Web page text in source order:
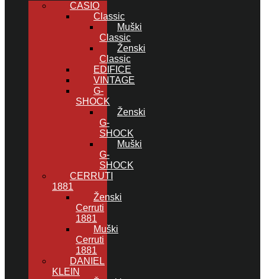
CASIO
Classic
Muški
Classic
Ženski
Classic
EDIFICE
VINTAGE
G-
SHOCK
Ženski
G-
SHOCK
Muški
G-
SHOCK
CERRUTI
1881
Ženski
Cerruti
1881
Muški
Cerruti
1881
DANIEL
KLEIN